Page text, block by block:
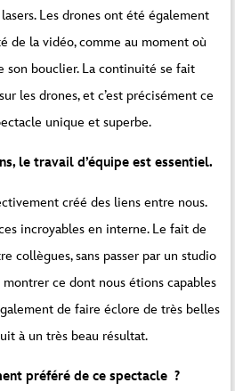
Les drones ont été également
de la vidéo, comme au moment où
son bouclier. La continuité se fait
les drones, et c’est précisément ce
unique et superbe.
le travail d’équipe est essentiel.
créé des liens entre nous.
incroyables en interne. Le fait de
collègues, sans passer par un studio
ce dont nous étions capables
de faire éclore de très belles
à un très beau résultat.
préféré de ce spectacle ?